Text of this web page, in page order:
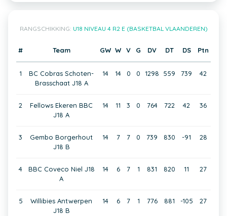
RANGSCHIKKING: U18 NIVEAU 4 R2 E (BASKETBAL VLAANDEREN)
# Team GW W V G DV DT DS Ptn
1
BC Cobras Schoten-
Brasschaat J18 A
14 14 0 0 1298 559 739 42
2
Fellows Ekeren BBC
J18 A
14 11 3 0 764 722 42 36
3
Gembo Borgerhout
J18 B
14 7 7 0 739 830 -91 28
4
BBC Coveco Niel J18
A
14 6 7 1 831 820 11 27
5
Willibies Antwerpen
J18 B
14 6 7 1 776 881 -105 27